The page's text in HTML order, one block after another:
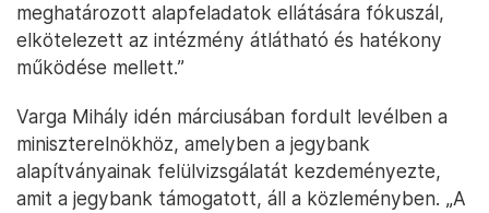
meghatározott alapfeladatok ellátására fókuszál,
elkötelezett az intézmény átlátható és hatékony
működése mellett.”
Varga Mihály idén márciusában fordult levélben a
miniszterelnökhöz, amelyben a jegybank
alapítványainak felülvizsgálatát kezdeményezte,
amit a jegybank támogatott, áll a közleményben. „A